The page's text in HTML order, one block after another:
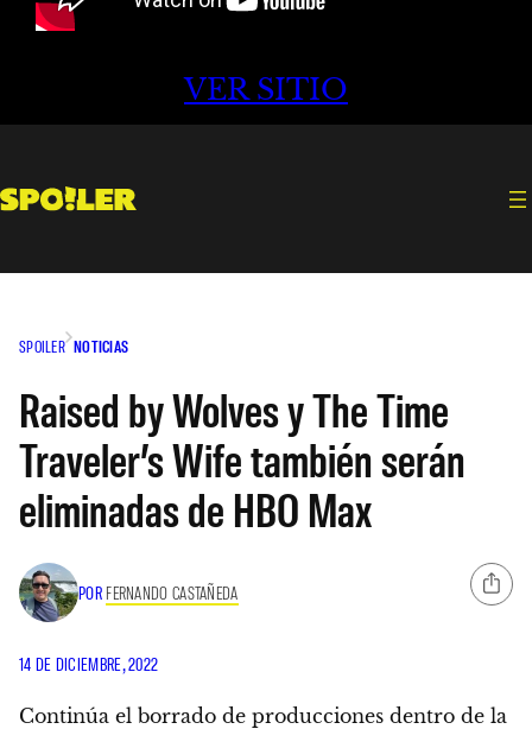
VER SITIO
SPOILER NOTICIAS
Raised by Wolves y The Time
Traveler’s Wife también serán
eliminadas de HBO Max
POR FERNANDO CASTAÑEDA
14 DE DICIEMBRE, 2022
Continúa el borrado de producciones dentro de la